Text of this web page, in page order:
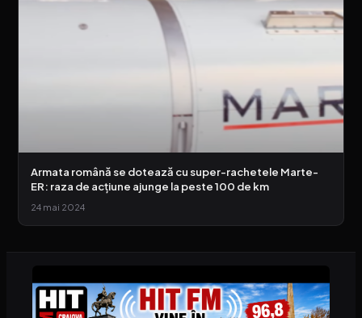
Armata română se dotează cu super-rachetele Marte-
ER: raza de acţiune ajunge la peste 100 de km
24 mai 2024